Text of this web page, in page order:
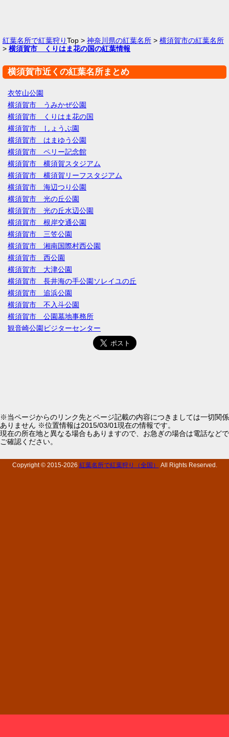
紅葉名所で紅葉狩りTop > 神奈川県の紅葉名所 > 横須賀市の紅葉名所
> 横須賀市 くりはま花の国の紅葉情報
横須賀市近くの紅葉名所まとめ
衣笠山公園
横須賀市 うみかぜ公園
横須賀市 くりはま花の国
横須賀市 しょうぶ園
横須賀市 はまゆう公園
横須賀市 ペリー記念館
横須賀市 横須賀スタジアム
横須賀市 横須賀リーフスタジアム
横須賀市 海辺つり公園
横須賀市 光の丘公園
横須賀市 光の丘水辺公園
横須賀市 根岸交通公園
横須賀市 三笠公園
横須賀市 湘南国際村西公園
横須賀市 西公園
横須賀市 大津公園
横須賀市 長井海の手公園ソレイユの丘
横須賀市 追浜公園
横須賀市 不入斗公園
横須賀市 公園墓地事務所
観音崎公園ビジターセンター
※当ページからのリンク先とページ記載の内容につきましては一切関係
ありません ※位置情報は2015/03/01現在の情報です。
現在の所在地と異なる場合もありますので、お急ぎの場合は電話などで
ご確認ください。
Copyright © 2015-2026 紅葉名所で紅葉狩り（全国） All Rights Reserved.